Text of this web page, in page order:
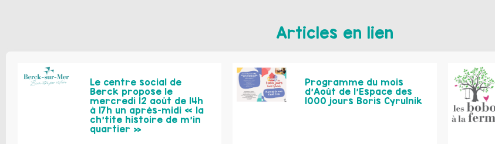
Articles en lien
Le centre social de
Berck propose le
mercredi 12 août de 14h
à 17h un après-midi « la
ch’tite histoire de m’in
quartier »
Programme du mois
d’Août de l’Espace des
1000 jours Boris Cyrulnik